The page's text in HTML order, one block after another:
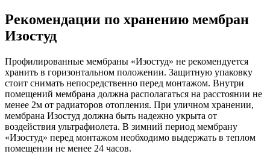
Рекомендации по хранению мембран
Изостуд
Профилированные мембраны «Изостуд» не рекомендуется
хранить в горизонтальном положении. Защитную упаковку
стоит снимать непосредственно перед монтажом. Внутри
помещений мембрана должна располагаться на расстоянии не
менее 2м от радиаторов отопления. При уличном хранении,
мембрана Изостуд должна быть надежно укрыта от
воздействия ультрафиолета. В зимний период мембрану
«Изостуд» перед монтажом необходимо выдержать в теплом
помещении не менее 24 часов.